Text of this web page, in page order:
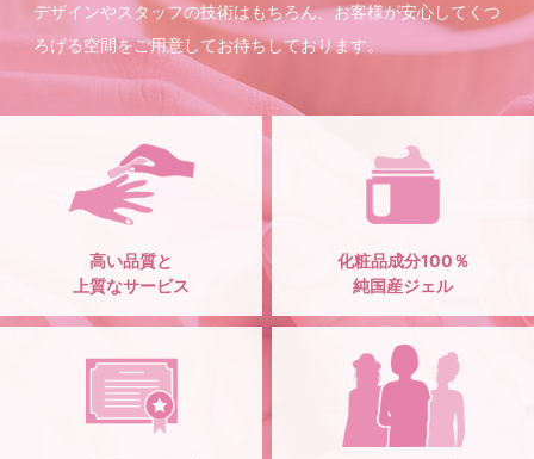
デザインやスタッフの技術はもちろん、お客様が安心してくつ
ろげる空間をご用意してお待ちしております。
高い品質と
上質なサービス
化粧品成分100％
純国産ジェル